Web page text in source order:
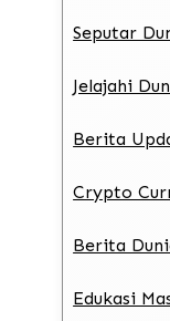
Seputar
Jelajahi
Berita
Crypto
Berita
Edukasi